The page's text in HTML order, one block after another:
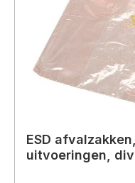
ESD
uitvoeringen,